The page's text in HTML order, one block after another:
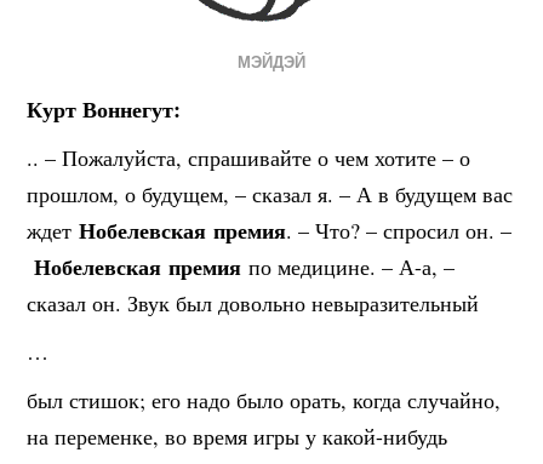
МЭЙДЭЙ
Курт Воннегут:
.. – Пожалуйста, спрашивайте о чем хотите – о
прошлом, о будущем, – сказал я. – А в будущем вас
ждетНобелевская премия. – Что? – спросил он. –
Нобелевская премия по медицине. – А-а, –
сказал он. Звук был довольно невыразительный
…
был стишок; его надо было орать, когда случайно,
на переменке, во время игры у какой-нибудь